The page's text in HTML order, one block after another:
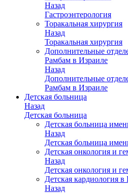
Назад
Гастроэнтерология
Торакальная хирургия
Назад
Торакальная хирургия
Дополнительные
Рамбам в Израиле
Назад
Дополнительные
Рамбам в Израиле
Детская больница
Назад
Детская больница
Детская больница
Назад
Детская больница
Детская онкология и
Назад
Детская онкология и
Детская кардиология в
Назад